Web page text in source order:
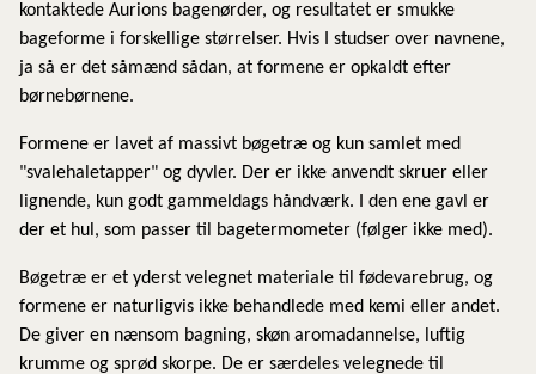
kontaktede Aurions bagenørder, og resultatet er smukke
bageforme i forskellige størrelser. Hvis I studser over navnene,
ja så er det såmænd sådan, at formene er opkaldt efter
børnebørnene.
Formene er lavet af massivt bøgetræ og kun samlet med
"svalehaletapper" og dyvler. Der er ikke anvendt skruer eller
lignende, kun godt gammeldags håndværk. I den ene gavl er
der et hul, som passer til bagetermometer (følger ikke med).
Bøgetræ er et yderst velegnet materiale til fødevarebrug, og
formene er naturligvis ikke behandlede med kemi eller andet.
De giver en nænsom bagning, skøn aromadannelse, luftig
krumme og sprød skorpe. De er særdeles velegnede til